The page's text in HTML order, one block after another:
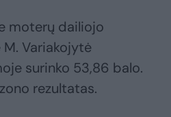
moterų dailiojo
Variakojytė
surinko 53,86 balo.
rezultatas.